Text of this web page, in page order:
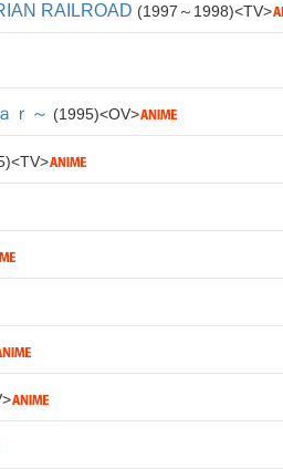
RAILROAD 1997～1998 TV
ｒ～ 1995 OV
TV